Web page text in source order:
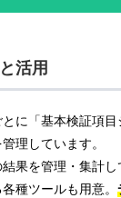
活用
に「基本検証項目
理しています。
果を管理・集計
種ツールも用意。